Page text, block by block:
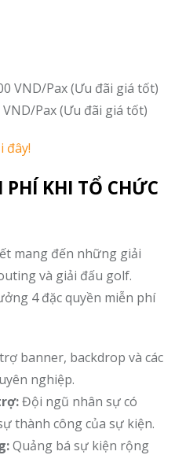
VND/Pax (Ưu đãi giá tốt)
Pax (Ưu đãi giá tốt)
đây!
KHI TỔ CHỨC
mang đến những giải
và giải đấu golf.
4 đặc quyền miễn phí
banner, backdrop và các
nghiệp.
Đội ngũ nhân sự có
thành công của sự kiện.
Quảng bá sự kiện rộng